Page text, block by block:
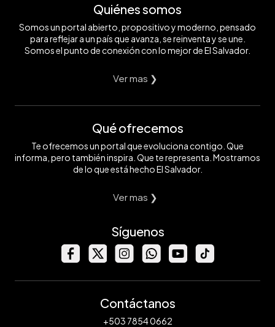
Quiénes somos
Somos un portal abierto, propositivo y moderno, pensado
para reflejar a un país que avanza, se reinventa y se une.
Somos el punto de conexión con lo mejor de El Salvador.
Ver mas ❯
Qué ofrecemos
Te ofrecemos un portal que evoluciona contigo. Que
informa, pero también inspira. Que te representa. Mostramos
de lo que está hecho El Salvador.
Ver mas ❯
Síguenos
Contáctanos
+503 7854 0662